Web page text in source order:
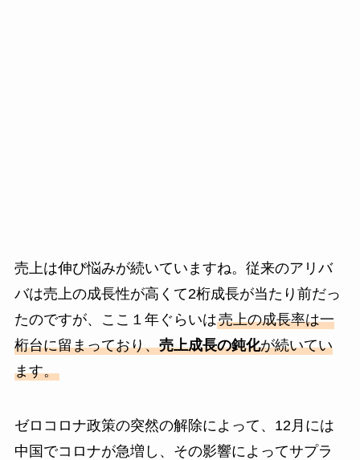
売上は伸び悩みが続いていますね。従来のアリバ
バは売上の成長性が高くて2桁成長が当たり前だっ
たのですが、ここ１年ぐらいは売上の成長率は一
桁台に留まっており、売上成長の鈍化が続いてい
ます。
ゼロコロナ政策の突然の解除によって、12月には
中国でコロナが急増し、その影響によってサプラ